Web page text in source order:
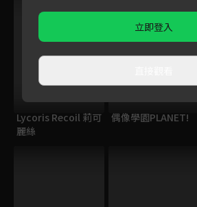
Lycoris Recoil 莉可
麗絲
偶像學園PLANET!
立即登入